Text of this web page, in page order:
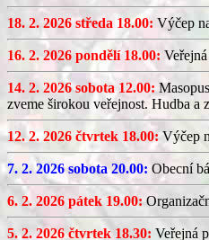
18. 2. 2026 středa 18.00: Výčep
16. 2. 2026 pondělí 18.00:
14. 2. 2026 sobota 12.00:
zveme širokou veřejnost. Hudba a
12. 2. 2026 čtvrtek 18.00: Výčep
7. 2. 2026 sobota 20.00: Obecní
6. 2. 2026 pátek 19.00:
5. 2. 2026 čtvrtek 18.30: Veřejná